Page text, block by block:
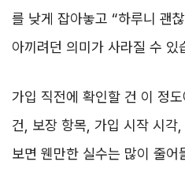
를 낮게 잡아놓고 “하루니 괜
아끼려던 의미가 사라질 수 있
가입 직전에 확인할 건 이 정
건, 보장 항목, 가입 시작 시각
보면 웬만한 실수는 많이 줄어